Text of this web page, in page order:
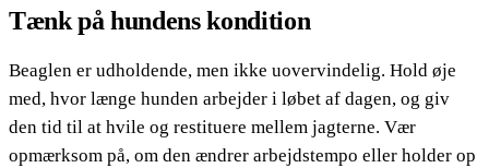
Tænk på hundens kondition
Beaglen er udholdende, men ikke uovervindelig. Hold øje
med, hvor længe hunden arbejder i løbet af dagen, og giv
den tid til at hvile og restituere mellem jagterne. Vær
opmærksom på, om den ændrer arbejdstempo eller holder op